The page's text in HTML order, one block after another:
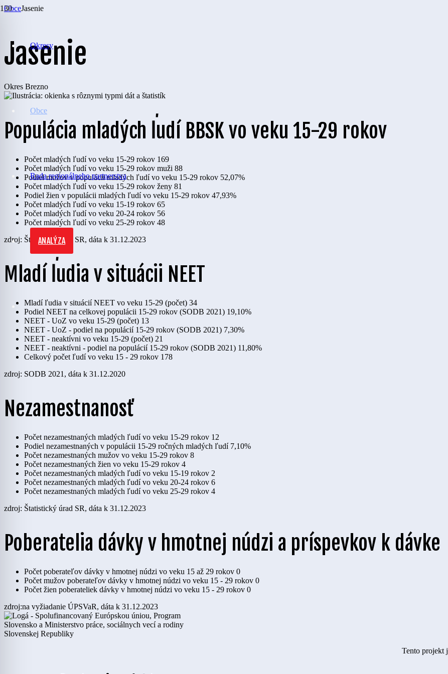
Okresy
Obce
Rada regionálneho partnerstva
ANALÝZA
ObceJasenie
Jasenie
Okres Brezno
Populácia mladých ľudí BBSK vo veku 15-29 rokov
Počet mladých ľudí vo veku 15-29 rokov 169
Počet mladých ľudí vo veku 15-29 rokov muži 88
Podiel mužov v populácii mladých ľudí vo veku 15-29 rokov 52,07%
Počet mladých ľudí vo veku 15-29 rokov ženy 81
Podiel žien v populácii mladých ľudí vo veku 15-29 rokov 47,93%
Počet mladých ľudí vo veku 15-19 rokov 65
Počet mladých ľudí vo veku 20-24 rokov 56
Počet mladých ľudí vo veku 25-29 rokov 48
zdroj: Štatistický úrad SR, dáta k 31.12.2023
Mladí ľudia v situácii NEET
Mladí ľudia v situácií NEET vo veku 15-29 (počet) 34
Podiel NEET na celkovej populácii 15-29 rokov (SODB 2021) 19,10%
NEET - UoZ vo veku 15-29 (počet) 13
NEET - UoZ - podiel na populácií 15-29 rokov (SODB 2021) 7,30%
NEET - neaktívni vo veku 15-29 (počet) 21
NEET - neaktívni - podiel na populácií 15-29 rokov (SODB 2021) 11,80%
Celkový počet ľudí vo veku 15 - 29 rokov 178
zdroj: SODB 2021, dáta k 31.12.2020
Nezamestnanosť
Počet nezamestnaných mladých ľudí vo veku 15-29 rokov 12
Podiel nezamestnaných v populácii 15-29 ročných mladých ľudí 7,10%
Počet nezamestnaných mužov vo veku 15-29 rokov 8
Počet nezamestnaných žien vo veku 15-29 rokov 4
Počet nezamestnaných mladých ľudí vo veku 15-19 rokov 2
Počet nezamestnaných mladých ľudí vo veku 20-24 rokov 6
Počet nezamestnaných mladých ľudí vo veku 25-29 rokov 4
zdroj: Štatistický úrad SR, dáta k 31.12.2023
Poberatelia dávky v hmotnej núdzi a príspevkov k dávke
Počet poberateľov dávky v hmotnej núdzi vo veku 15 až 29 rokov 0
Počet mužov poberateľov dávky v hmotnej núdzi vo veku 15 - 29 rokov 0
Počet žien poberateliek dávky v hmotnej núdzi vo veku 15 - 29 rokov 0
zdroj:na vyžiadanie ÚPSVaR, dáta k 31.12.2023
Tento projekt